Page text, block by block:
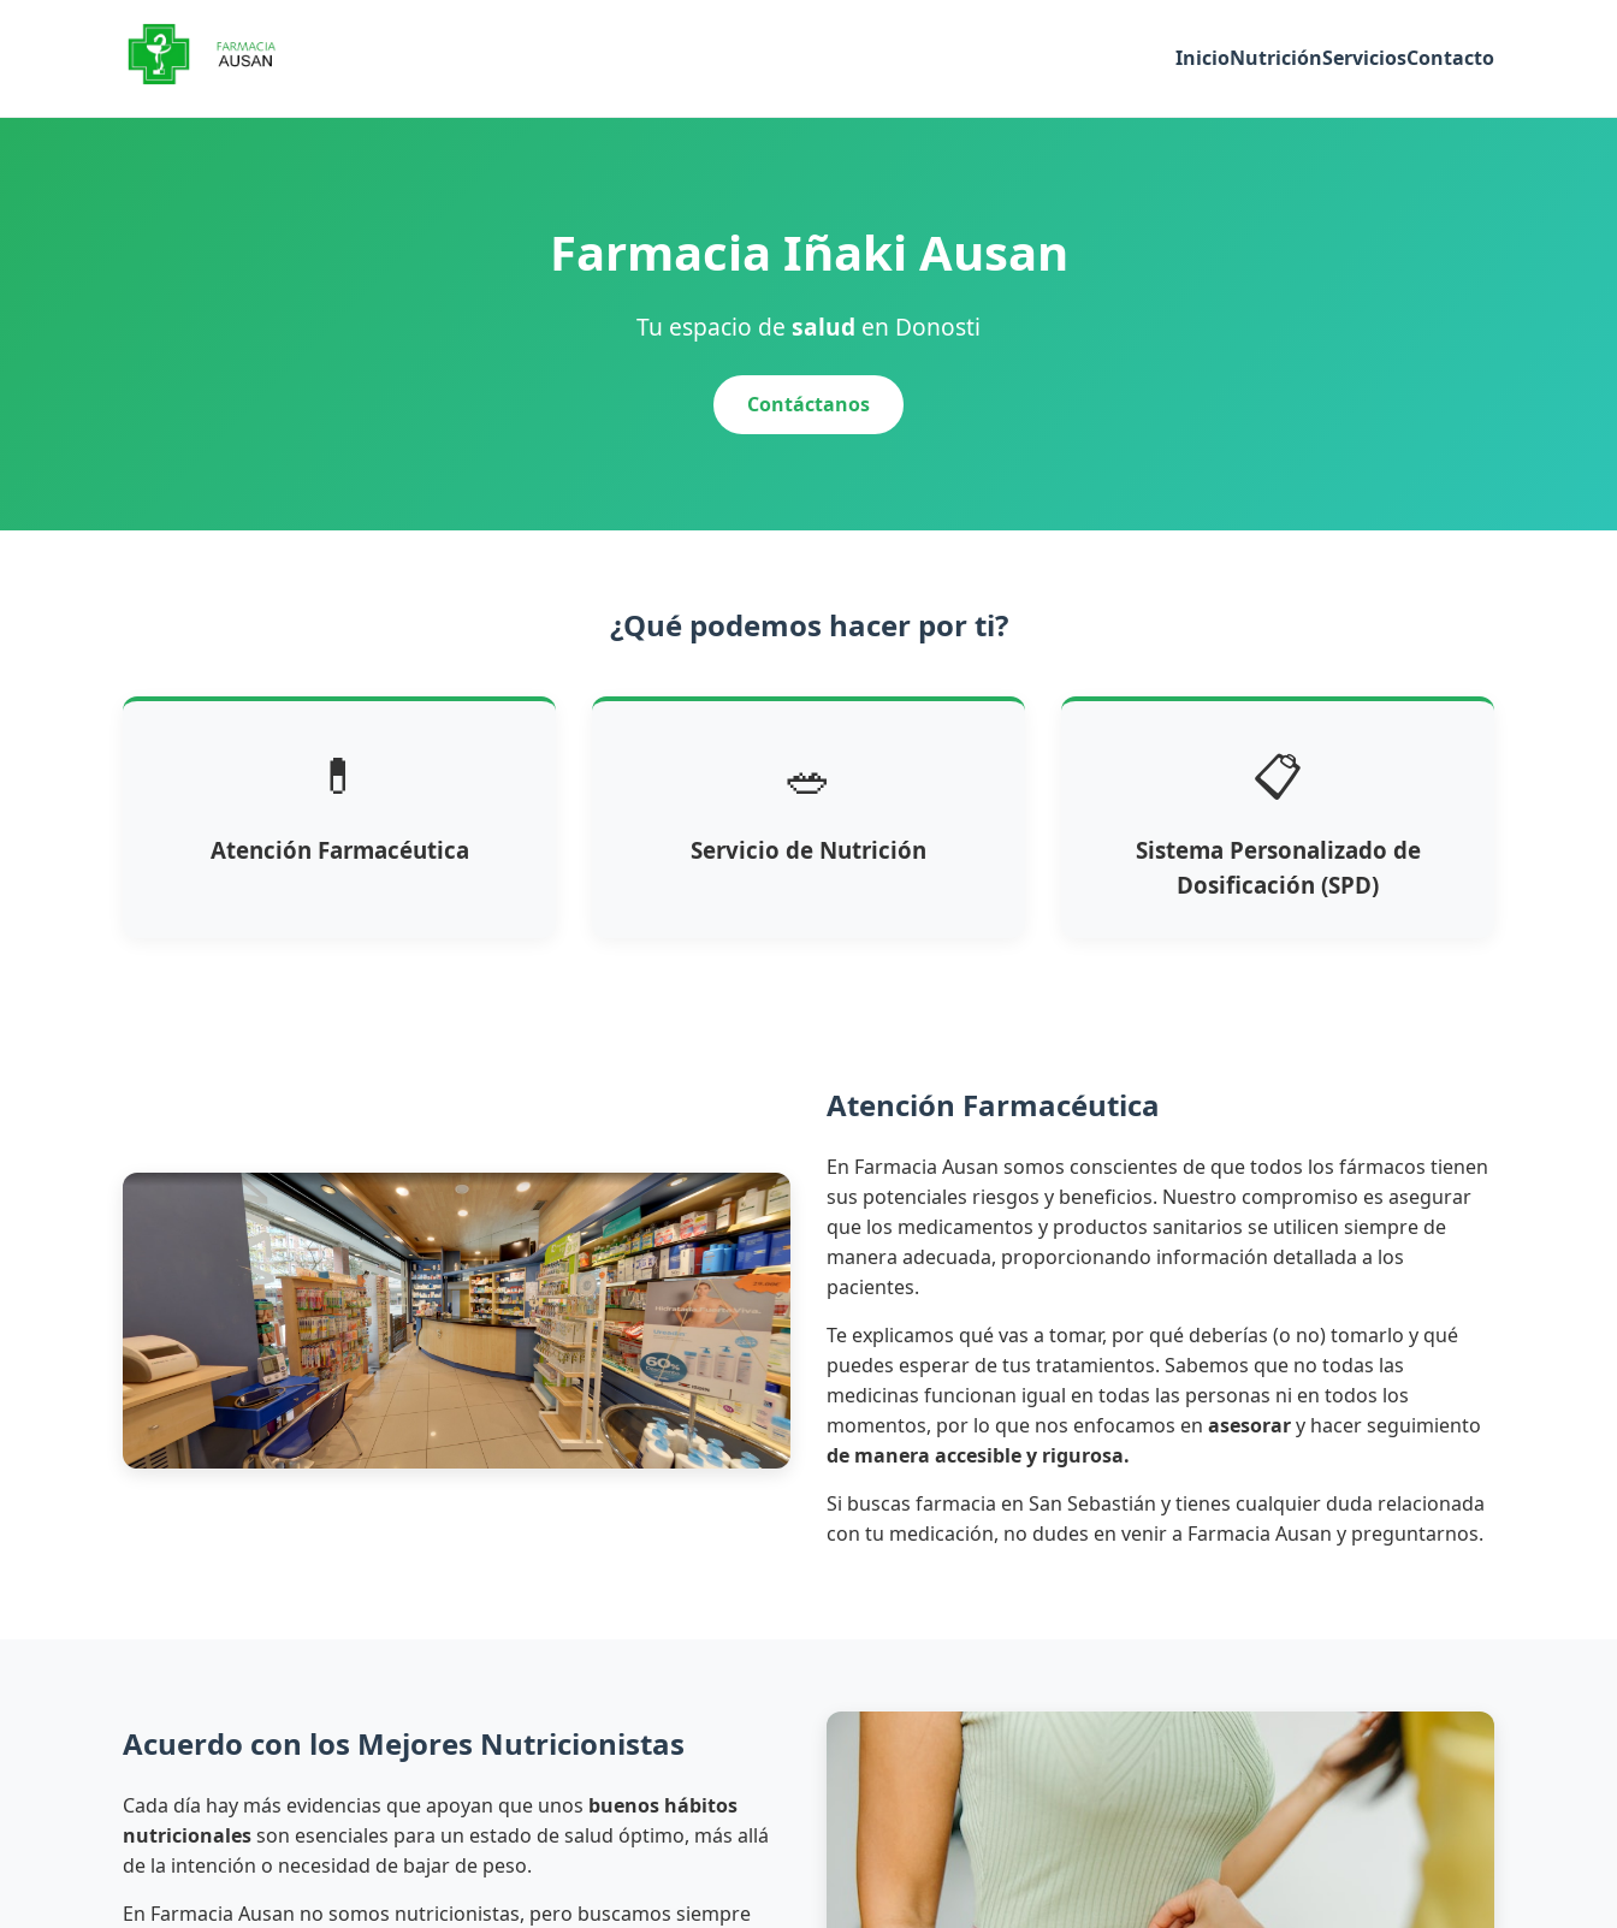
InicioNutriciónServiciosContacto
Farmacia Iñaki Ausan
Tu espacio de salud en Donosti
Contáctanos
¿Qué podemos hacer por ti?
💊
Atención Farmacéutica
🥗
Servicio de Nutrición
📋
Sistema Personalizado de
Dosificación (SPD)
Atención Farmacéutica
En Farmacia Ausan somos conscientes de que todos los fármacos tienen
sus potenciales riesgos y beneficios. Nuestro compromiso es asegurar
que los medicamentos y productos sanitarios se utilicen siempre de
manera adecuada, proporcionando información detallada a los
pacientes.
Te explicamos qué vas a tomar, por qué deberías (o no) tomarlo y qué
puedes esperar de tus tratamientos. Sabemos que no todas las
medicinas funcionan igual en todas las personas ni en todos los
momentos, por lo que nos enfocamos en asesorary hacer seguimiento
de manera accesible y rigurosa.
Si buscas farmacia en San Sebastián y tienes cualquier duda relacionada
con tu medicación, no dudes en venir a Farmacia Ausan y preguntarnos.
Acuerdo con los Mejores Nutricionistas
Cada día hay más evidencias que apoyan que unos buenos hábitos
nutricionalesson esenciales para un estado de salud óptimo, más allá
de la intención o necesidad de bajar de peso.
En Farmacia Ausan no somos nutricionistas, pero buscamos siempre